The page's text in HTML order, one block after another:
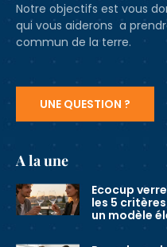
Notre objectifs est vous
qui vous aiderons a
commun de la terre.
UNE QUESTION ?
A la une
Ecocup
les 5
un modèle